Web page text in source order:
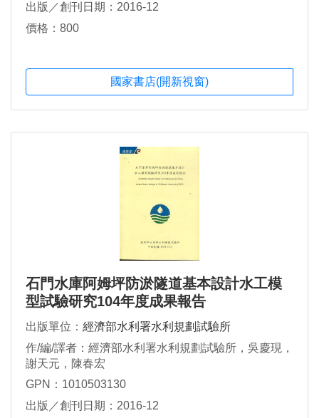
出版／創刊日期：2016-12
價格：800
國家書店(開新視窗)
石門水庫阿姆坪防淤隧道基本設計水工模
型試驗研究104年度成果報告
出版單位： 經濟部水利署水利規劃試驗所
作/編/譯者：經濟部水利署水利規劃試驗所，吳慶現，
謝天元，陳春宏
GPN：1010503130
出版／創刊日期：2016-12